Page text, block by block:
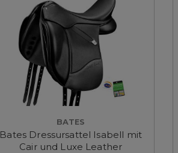
BATES
Bates Dressursattel Isabell mit
Cair und Luxe Leather